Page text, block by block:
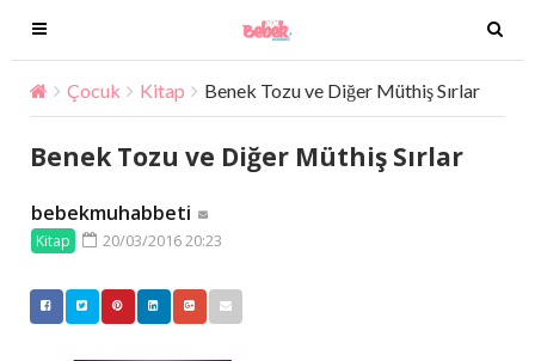
T
o
g
g
l
e
n
a
v
i
T
o
g
Çocuk Kitap Benek Tozu ve Diğer Müthiş Sırlar
Benek Tozu ve Diğer Müthiş Sırlar
bebekmuhabbeti
Kitap 20/03/2016 20:23